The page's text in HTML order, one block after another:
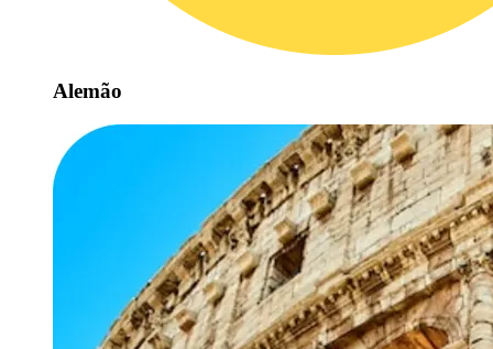
Alemão